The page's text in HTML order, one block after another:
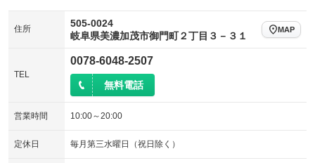
住所
505-0024
岐阜県美濃加茂市御門町２丁目３－３１
MAP
TEL
0078-6048-2507
無料電話
営業時間 10:00～20:00
定休日 毎月第三水曜日（祝日除く）